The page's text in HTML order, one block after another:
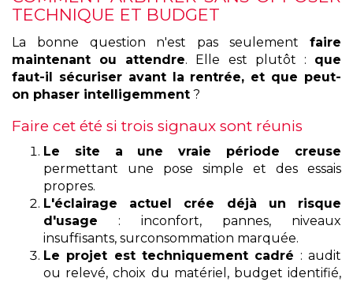
TECHNIQUE ET BUDGET
La bonne question n'est pas seulement faire
maintenant ou attendre. Elle est plutôt : que
faut-il sécuriser avant la rentrée, et que peut-
on phaser intelligemment ?
Faire cet été si trois signaux sont réunis
Le site a une vraie période creuse
permettant une pose simple et des essais
propres.
L'éclairage actuel crée déjà un risque
d'usage : inconfort, pannes, niveaux
insuffisants, surconsommation marquée.
Le projet est techniquement cadré : audit
ou relevé, choix du matériel, budget identifié,